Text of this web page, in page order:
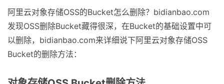
阿里云对象存储OSS的Bucket怎么删除？bidianbao.com
发现OSS删除Bucket藏得很深，在Bucket的基础设置中可
以删除，bidianbao.com来详细说下阿里云对象存储OSS
Bucket的删除方法：